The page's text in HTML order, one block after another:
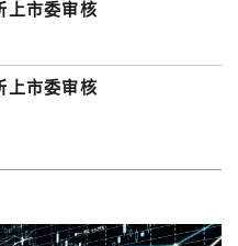
上市委审核
上市委审核